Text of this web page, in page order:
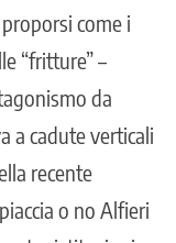
come i
“fritture” –
da
a cadute verticali
recente
o no Alfieri